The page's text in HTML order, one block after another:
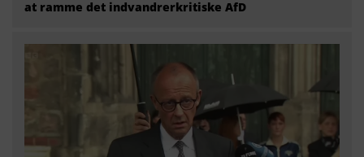
at ramme det indvandrerkritiske AfD